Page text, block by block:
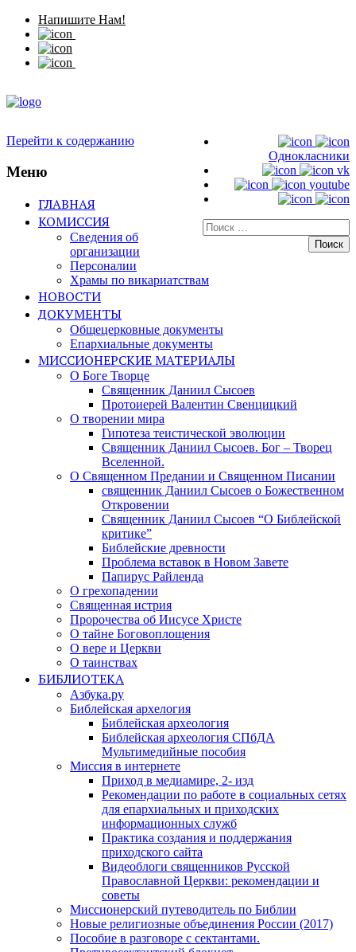
Напишите Нам!
Однокласники
vk
youtube
Искать:
Перейти к содержанию
Меню
ГЛАВНАЯ
КОМИССИЯ
Сведения об
организации
Персоналии
Храмы по викариатствам
НОВОСТИ
ДОКУМЕНТЫ
Общецерковные документы
Епархиальные документы
МИССИОНЕРСКИЕ МАТЕРИАЛЫ
О Боге Творце
Священник Даниил Сысоев
Протоиерей Валентин Свенцицкий
О творении мира
Гипотеза теистической эволюции
Священник Даниил Сысоев. Бог – Творец
Вселенной.
О Священном Предании и Священном Писании
священник Даниил Сысоев о Божественном
Откровении
Священник Даниил Сысоев “О Библейской
критике”
Библейские древности
Проблема вставок в Новом Завете
Папирус Райленда
О грехопадении
Священная истрия
Пророчества об Иисусе Христе
О тайне Боговоплощения
О вере и Церкви
О таинствах
БИБЛИОТЕКА
Азбука.ру
Библейская архелогия
Библейская археология
Библейская археология СПбДА
Мультимедийные пособия
Миссия в интернете
Приход в медиамире, 2- изд
Рекомендации по работе в социальных сетях
для епархиальных и приходских
информационных служб
Практика создания и поддержания
приходского сайта
Видеоблоги священников Русской
Православной Церкви: рекомендации и
советы
Миссионерский путеводитель по Библии
Новые религиозные объединения России (2017)
Пособие в разговоре с сектантами.